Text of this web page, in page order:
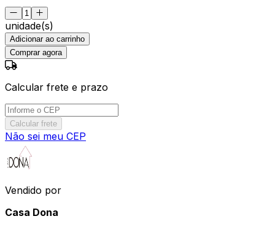
unidade(s)
Adicionar ao carrinho
Comprar agora
Calcular frete e prazo
Calcular frete
Não sei meu CEP
Vendido por
Casa Dona